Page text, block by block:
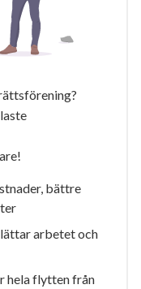
bättre
arbetet och
hela flytten från